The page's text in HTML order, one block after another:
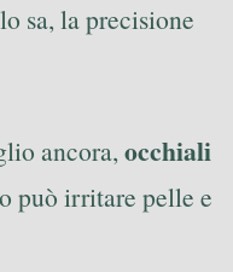
sa, la precisione
ancora, occhiali
può irritare pelle e